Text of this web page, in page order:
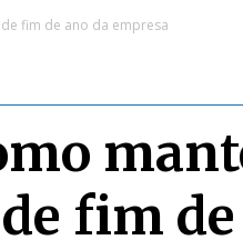
fim de ano da empresa
fim